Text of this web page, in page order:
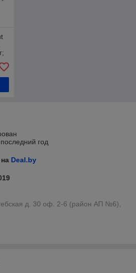
год
Deal.by
д. 30 оф. 2-6 (район АП №6),